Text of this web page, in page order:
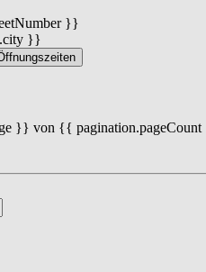
}}
}}
}} von {{